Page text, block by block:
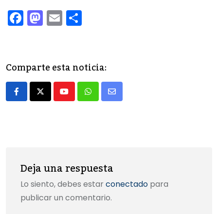
F
a
e
b
o
M
a
o
d
o
E
m
l p
ar
tir
Comparte esta noticia:
YoutubeWhatsapp
Share
Deja una respuesta
Lo siento, debes estar conectado para
publicar un comentario.